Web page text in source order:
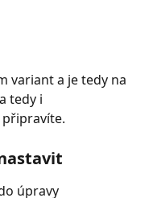
variant a je tedy na
tedy i